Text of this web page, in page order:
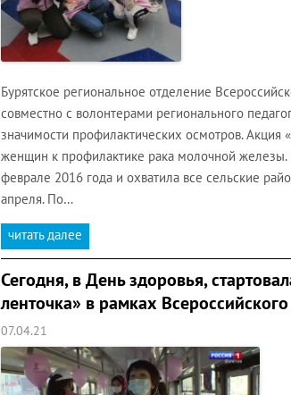
Бурятское региональное отделение
совместно с волонтерами регионального
значимости профилактических осмотров. Акция
женщин к профилактике рака молочной железы.
феврале 2016 года и охватила все сельские
апреля. По…
читать далее
Сегодня, в День здоровья,
ленточка» в рамках
07.04.21